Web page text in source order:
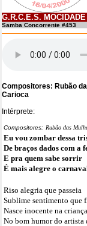
G.R.C.E.S.
Samba Concorrente #453
Compositores: Rubão
Carioca
Intérprete:
Compositores: Rubão das
Eu vou zombar dessa
De braços dados com a
E pra quem sabe sorrir
É mais alegre o
Riso alegria que passeia
Sublime sentimento que
Nasce inocente na criança
No bom humor do artista